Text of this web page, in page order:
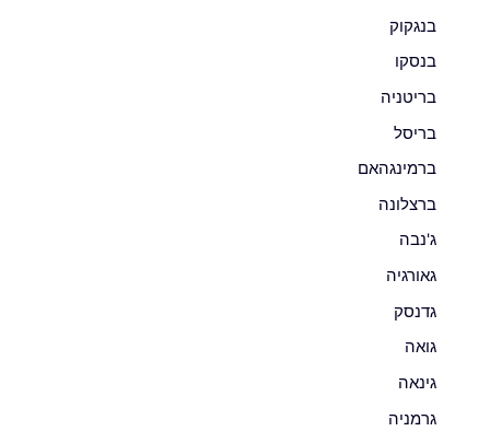
בנגקוק
בנסקו
בריטניה
בריסל
ברמינגהאם
ברצלונה
ג'נבה
גאורגיה
גדנסק
גואה
גינאה
גרמניה